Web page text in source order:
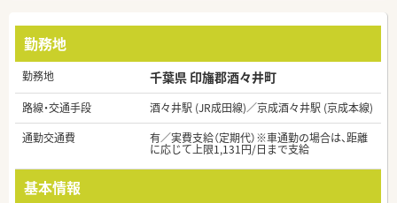
勤務地
勤務地 千葉県 印旛郡酒々井町
路線・交通手段
酒々井駅 (JR成田線)／京成酒々井駅 (京成本線)
通勤交通費
有／実費支給（定期代）※車通勤の場合は、距離
に応じて上限1,131円/日まで支給
基本情報